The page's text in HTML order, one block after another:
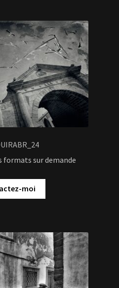
formats sur demande
moi